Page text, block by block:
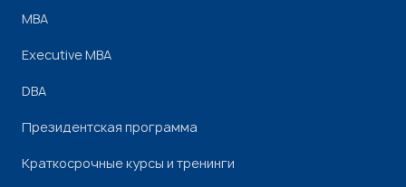
МВА
Executive MBA
DBA
Президентская программа
Краткосрочные курсы и тренинги